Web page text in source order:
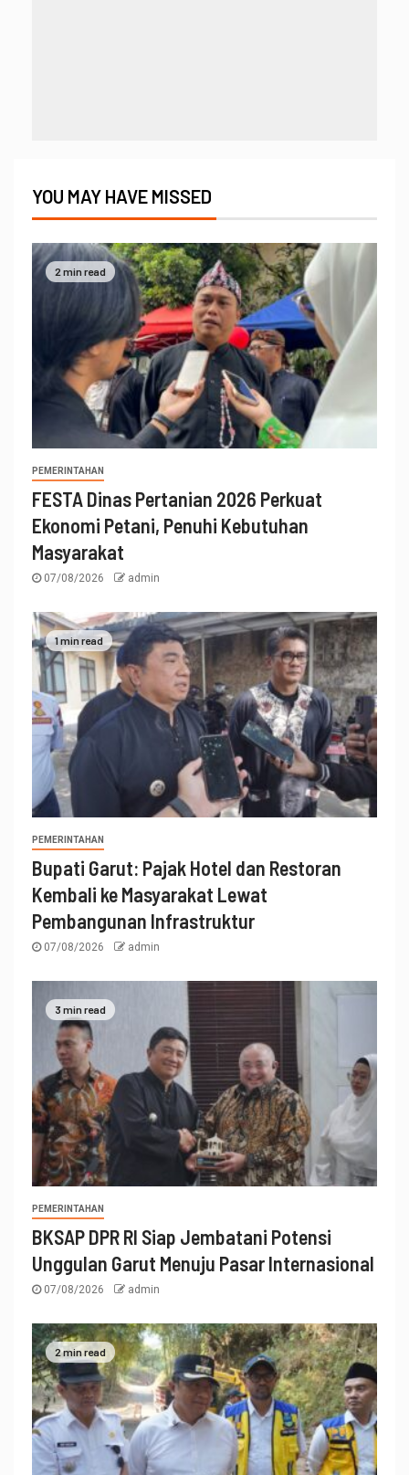
YOU MAY HAVE MISSED
2 min read
PEMERINTAHAN
FESTA Dinas Pertanian 2026 Perkuat
Ekonomi Petani, Penuhi Kebutuhan
Masyarakat
07/08/2026 admin
1 min read
PEMERINTAHAN
Bupati Garut: Pajak Hotel dan Restoran
Kembali ke Masyarakat Lewat
Pembangunan Infrastruktur
07/08/2026 admin
3 min read
PEMERINTAHAN
BKSAP DPR RI Siap Jembatani Potensi
Unggulan Garut Menuju Pasar Internasional
07/08/2026 admin
2 min read